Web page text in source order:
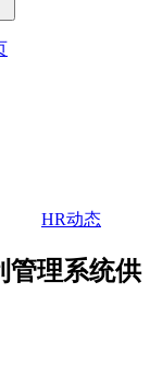
HR动态
管理系统供